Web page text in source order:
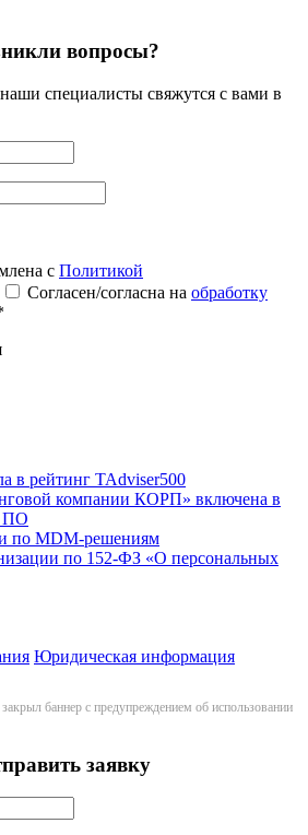
вопросы?
специалисты свяжутся с вами в
с Политикой
Согласен/согласна на обработку
в рейтинг TAdviser500
компании КОРП» включена в
ПО
по MDM-решениям
по 152-ФЗ «О персональных
Юридическая информация
закрыл баннер с предупреждением об использовании
заявку